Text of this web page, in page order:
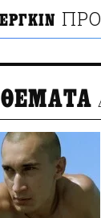
ΘΕΜΑΤΑ